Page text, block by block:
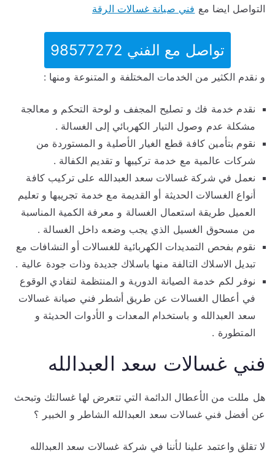
التواصل ايضا مع فني صيانة غسالات الرقة
تواصل مع الفني 98577272
و نقدم الكثير من الخدمات المختلفة و المتنوعة ومنها :
نقدم خدمة فك و تصليح المجفف و لوحة التحكم و معالجة
مشكلة عدم وصول التيار الكهربائي إلى الغسالة .
نقوم بتأمين كافة قطع الغيار الأصلية و المستوردة من
شركات عالمية مع خدمة تركيبها و تقديم الكفالة .
نعمل في شركة غسالات سعد العبدالله على تركيب كافة
أنواع الغسالات الحديثة أو القديمة مع خدمة تجريبها و تعليم
العميل طريقة استعمال الغسالة و معرفة الكمية المناسبة
من مسحوق الغسيل الذي يجب وضعه داخل الغسالة .
نقوم بفحص التمديدات الكهربائية للغسالات أو النشافات مع
تبديل الاسلاك التالفة منها باسلاك جديدة وذات جودة عالية .
نوفر لكم خدمة الصيانة الدورية و المنتظمة لتفادي الوقوع
في أعطال الغسالات عن طريق أشطر فني صيانة غسالات
سعد العبدالله و باستخدام المعدات و الأدوات الحديثة و
المتطورة .
فني غسالات سعد العبدالله
هل مللت من الأعطال الدائمة التي تتعرض لها غسالتك وتبحث
عن أفضل فني غسالات سعد العبدالله الشاطر و الخبير ؟
لا تقلق واعتمد علينا لأننا في شركة غسالات سعد العبدالله